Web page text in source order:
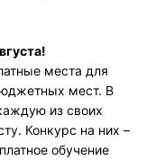
места для
мест. В
из своих
Конкурс на них –
обучение